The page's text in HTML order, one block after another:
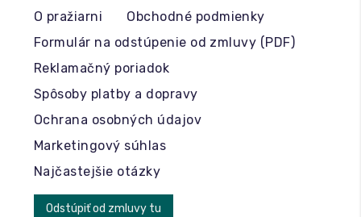
O pražiarni
Obchodné podmienky
Formulár na odstúpenie od zmluvy (PDF)
Reklamačný poriadok
Spôsoby platby a dopravy
Ochrana osobných údajov
Marketingový súhlas
Najčastejšie otázky
Odstúpiť od zmluvy tu